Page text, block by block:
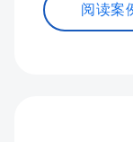
阅读案